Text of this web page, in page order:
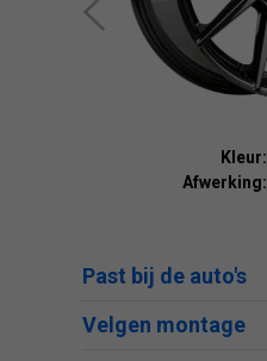
Kleur:
Afwerking:
Past bij de auto's
Velgen montage